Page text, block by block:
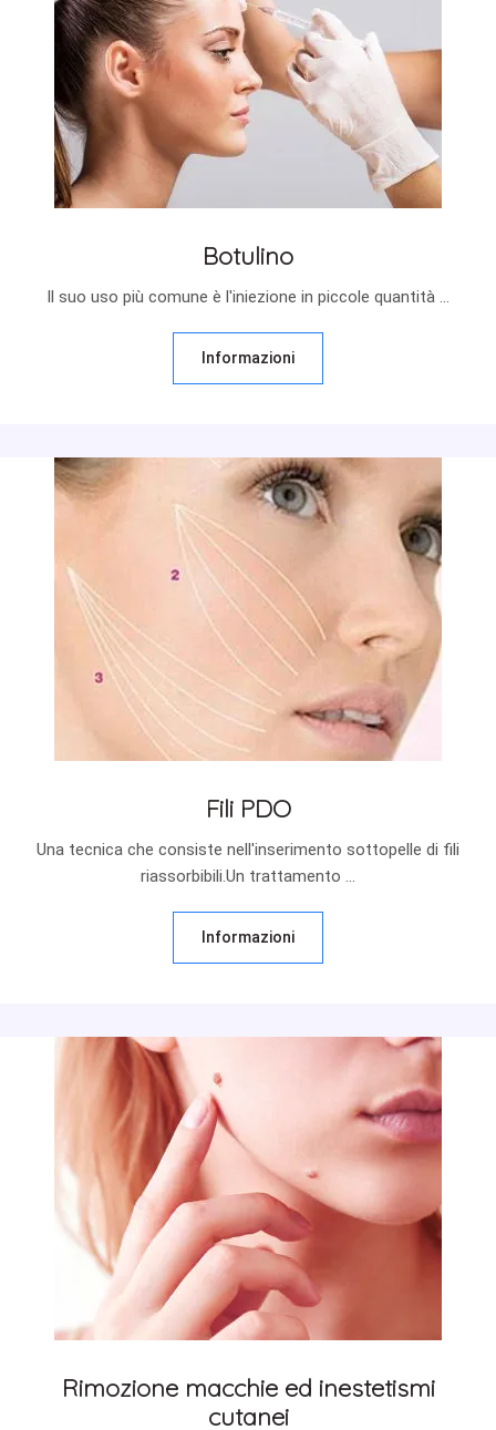
Botulino
Il suo uso più comune è l'iniezione in piccole quantità ...
Informazioni
Fili PDO
Una tecnica che consiste nell'inserimento sottopelle di fili
riassorbibili.Un trattamento ...
Informazioni
Rimozione macchie ed inestetismi
cutanei